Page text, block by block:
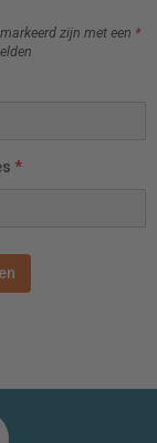
zijn met een *
*